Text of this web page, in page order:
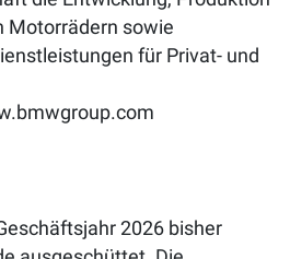
Motorrädern sowie
für Privat- und
2026 bisher